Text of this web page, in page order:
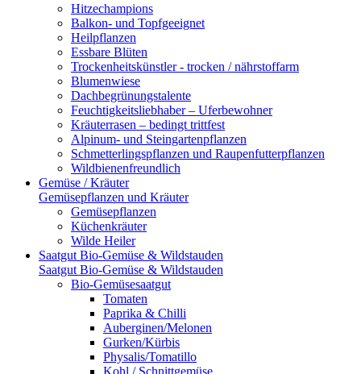
Hitzechampions
Balkon- und Topfgeeignet
Heilpflanzen
Essbare Blüten
Trockenheitskünstler - trocken / nährstoffarm
Blumenwiese
Dachbegrünungstalente
Feuchtigkeitsliebhaber – Uferbewohner
Kräuterrasen – bedingt trittfest
Alpinum- und Steingartenpflanzen
Schmetterlingspflanzen und Raupenfutterpflanzen
Wildbienenfreundlich
Gemüse / Kräuter
Gemüsepflanzen und Kräuter
Gemüsepflanzen
Küchenkräuter
Wilde Heiler
Saatgut Bio-Gemüse & Wildstauden
Saatgut Bio-Gemüse & Wildstauden
Bio-Gemüsesaatgut
Tomaten
Paprika & Chilli
Auberginen/Melonen
Gurken/Kürbis
Physalis/Tomatillo
Kohl / Schnittgemüse